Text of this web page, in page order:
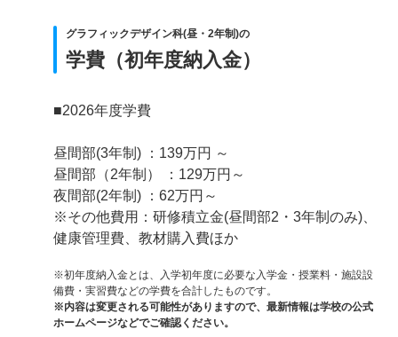
グラフィックデザイン科(昼・2年制)の
学費（初年度納入金）
■2026年度学費
昼間部(3年制) ：139万円 ～
昼間部（2年制） ：129万円～
夜間部(2年制) ：62万円～
※その他費用：研修積立金(昼間部2・3年制のみ)、
健康管理費、教材購入費ほか
※初年度納入金とは、入学初年度に必要な入学金・授業料・施設設
備費・実習費などの学費を合計したものです。
※内容は変更される可能性がありますので、最新情報は学校の公式
ホームページなどでご確認ください。